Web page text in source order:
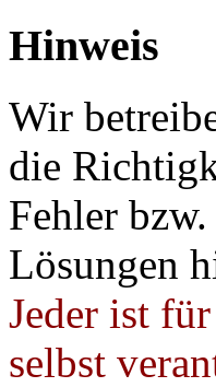
Hinweis
Wir
die
Fehler
Lösungen
Jeder ist
selbst